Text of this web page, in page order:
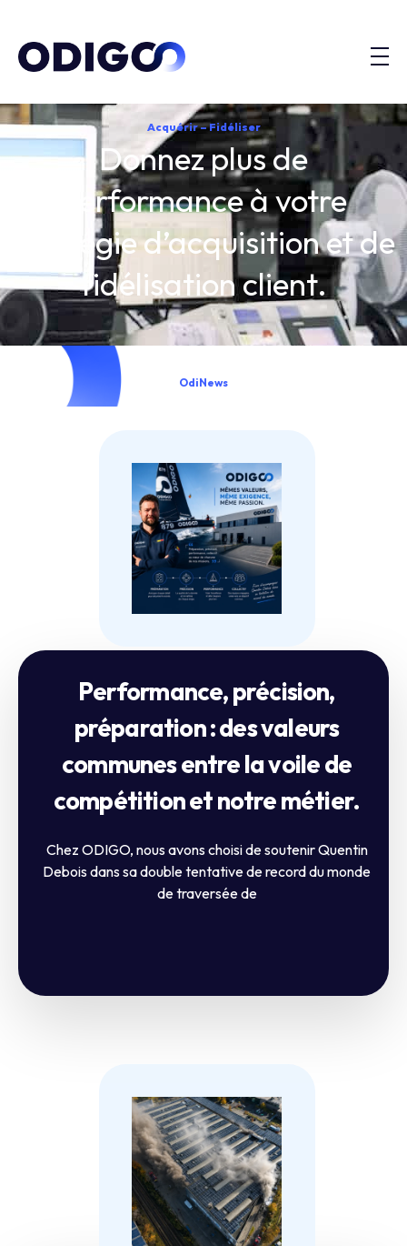
Acquérir – Fidéliser
Donnez plus de
performance à votre
stratégie d’acquisition et de
fidélisation client.
OdiNews
Performance, précision,
préparation : des valeurs
communes entre la voile de
compétition et notre métier.
Chez ODIGO, nous avons choisi de soutenir Quentin
Debois dans sa double tentative de record du monde
de traversée de